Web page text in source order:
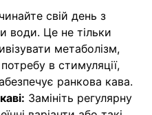
свій день з
води. Це не тільки
метаболізм,
в стимуляції,
ранкова кава.
Замініть регулярну